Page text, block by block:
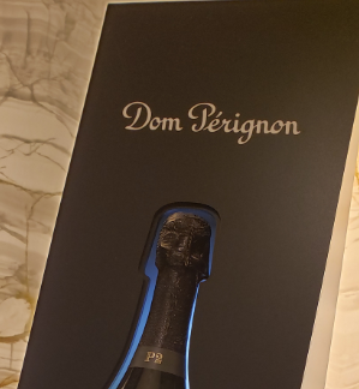
Recruit Staff
Shop Info